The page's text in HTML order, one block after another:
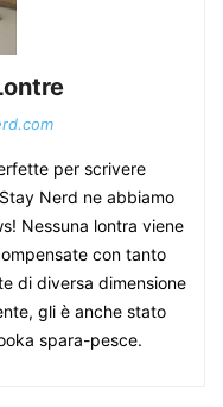
per scrivere
Nerd ne abbiamo
Nessuna lontra viene
con tanto
di diversa dimensione
gli è anche stato
spara-pesce.